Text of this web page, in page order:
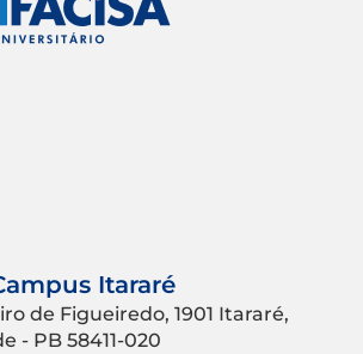
Itararé
de Figueiredo, 1901 Itararé,
- PB 58411-020